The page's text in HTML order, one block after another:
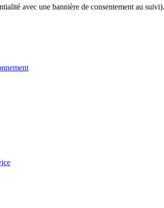
avec une bannière de consentement au suivi).